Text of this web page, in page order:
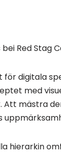
för digitala
med
Att mästra
hierarkin